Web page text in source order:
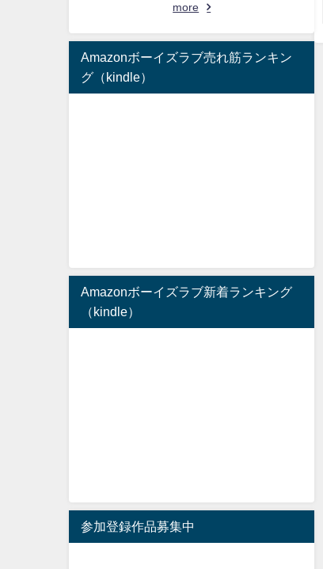
more
Amazonボーイズラブ売れ筋ランキン
グ（kindle）
Amazonボーイズラブ新着ランキング
（kindle）
参加登録作品募集中